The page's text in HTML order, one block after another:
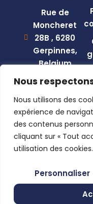
Nous
Nous utilisons des
expérience de
des contenus
cliquant sur « Tout
utilisation des cookies.
Personnaliser
Rue de
Moncheret
28B , 6280
Gerpinnes,
Belgium
+32 492
BE
0793.946.582